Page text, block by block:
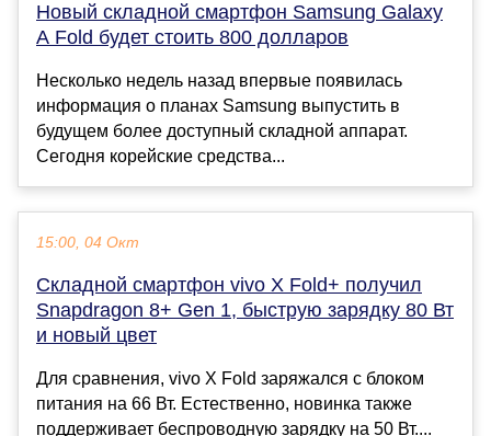
Новый складной смартфон Samsung Galaxy
A Fold будет стоить 800 долларов
Несколько недель назад впервые появилась
информация о планах Samsung выпустить в
будущем более доступный складной аппарат.
Сегодня корейские средства...
15:00, 04 Окт
Складной смартфон vivo X Fold+ получил
Snapdragon 8+ Gen 1, быструю зарядку 80 Вт
и новый цвет
Для сравнения, vivo X Fold заряжался с блоком
питания на 66 Вт. Естественно, новинка также
поддерживает беспроводную зарядку на 50 Вт....